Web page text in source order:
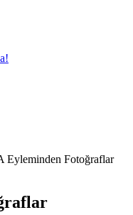
Eyleminden Fotoğraflar